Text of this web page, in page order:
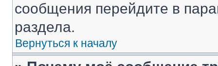
сообщения перейдите в
раздела.
Вернуться к началу